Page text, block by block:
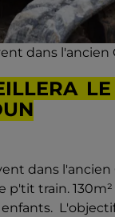
dans
dans
p'tit train.